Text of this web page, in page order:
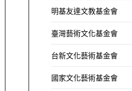
明基友達文教基金會
臺灣藝術文化基金會
台新文化藝術基金會
國家文化藝術基金會